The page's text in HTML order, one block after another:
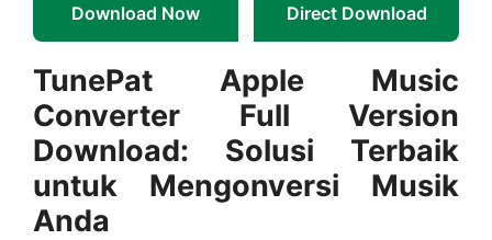
Download Now Direct Download
TunePat Apple Music
Converter Full Version
Download: Solusi Terbaik
untuk Mengonversi Musik
Anda